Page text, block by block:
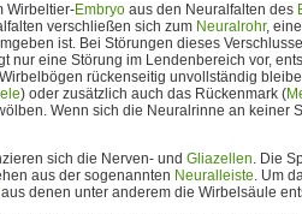
Wirbeltier-Embryo aus den Neuralfalten des
verschließen sich zum Neuralrohr,
ist. Bei Störungen dieses
nur eine Störung im Lendenbereich vor,
rückenseitig unvollständig
) oder zusätzlich auch das Rückenmark (
Wenn sich die Neuralrinne an keiner
sich die Nerven- und Gliazellen. Die
aus der sogenannten Neuralleiste. Um
aus denen unter anderem die Wirbelsäule